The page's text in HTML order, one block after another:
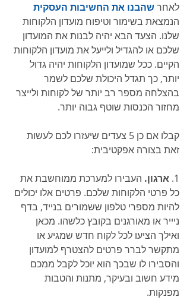
לאחר שהבנו את החשיבות העסקית
הנמצאת בשימור וטיפוח מועדון הלקוחות
שלנו. הצעד הבא יהיה לבנות את המועדון
שלכם או להגדיל ולייעל את מועדון הלקוחות
הקיים. ככל שמועדון הלקוחות יהיה גדול
יותר, כך תגדל היכולת שלכם לשמר
בהצלחה מספר רב יותר של לקוחות ולייצר
מחזור הכנסות שוטף גבוה יותר.
קבלו אם כן 5 צעדים שיעזרו לכם לעשות
זאת בצורה אפקטיבית:
1. ארגון. העבירו למערכת ממוחשבת את
כל פרטי הלקוחות שלכם. פרטים אלו יכולים
להיות מספרי טלפון ששמורים בנייד, בדף
ניייר או מאורגנים בקובץ כלשהו. מכאן
ואילך הציעו לכל לקוח חדש שמגיע או
מתקשר לברר פרטים להצטרף למועדון
והסבירו לו שבכך הוא יוכל לקבל ממכם
מידע חשוב ובעיקר, מתנות והטבות
מפנקות.